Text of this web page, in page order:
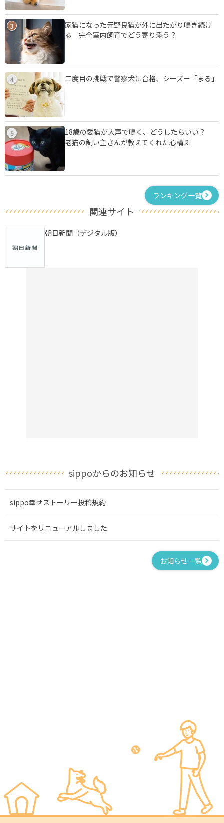
3
家猫になった元野良猫が外に出たがり鳴き続け
る 完全室内飼育でどう寄り添う？
4 二度目の挑戦で警察犬に合格、シーズー「まる」
5
18歳の愛猫が大声で鳴く、どうしたらいい？
老猫の飼い主さんが教えてくれた心構え
ランキング一覧
関連サイト
朝日新聞（デジタル版）
sippoからのお知らせ
sippo幸せストーリー投稿規約
サイトをリニューアルしました
お知らせ一覧